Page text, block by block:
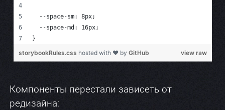
Компоненты перестали зависеть от
редизайна: